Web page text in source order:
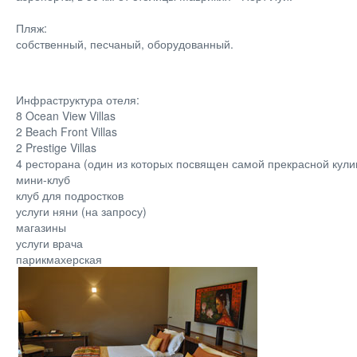
Пляж:
собственный, песчаный, оборудованный.
Инфраструктура отеля:
8 Ocean View Villas
2 Beach Front Villas
2 Prestige Villas
4 ресторана (один из которых посвящен самой прекрасной
мини-клуб
клуб для подростков
услуги няни (на запросу)
магазины
услуги врача
парикмахерская